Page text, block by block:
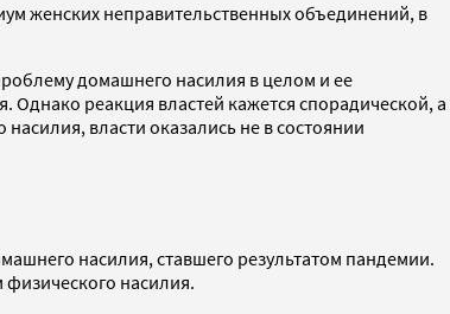
женских неправительственных объединений, в
домашнего насилия в целом и ее
реакция властей кажется спорадической, а
власти оказались не в состоянии
насилия, ставшего результатом пандемии.
насилия.